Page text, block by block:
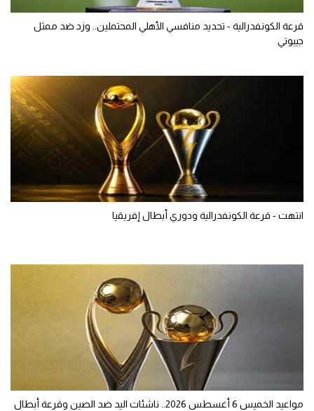
قرعة الكونفدرالية - تحديد منافسي الأهلي المحتملين.. وزد ضد ممثل
جيبوتي
انتهت - قرعة الكونفدرالية ودوري أبطال إفريقيا
مواعيد الخميس 6 أغسطس 2026.. ناشئات اليد ضد الصين وقرعة أبطال